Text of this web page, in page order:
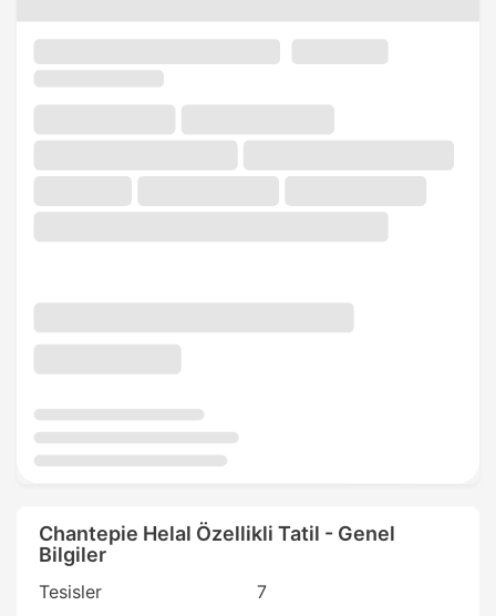
Chantepie Helal Özellikli Tatil - Genel
Bilgiler
Tesisler
7